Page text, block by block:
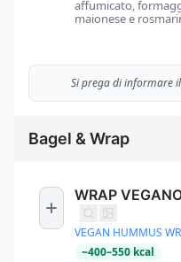
affumicato,
maionese e
Si prega di informare
Bagel & Wrap
WRAP
VEGAN HUMMUS
~400–550 kcal